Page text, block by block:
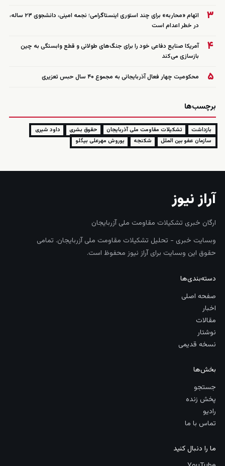
۳
اتهام «محاربه» برای چند استوری اینستاگرامی؛ نجمه امینی، دانشجوی ۲۳ ساله،
در خطر اعدام است
۴
آمریکا صنایع دفاعی خود را برای جنگ‌های طولانی و قطع وابستگی به چین
بازسازی می‌کند
۵ محکومیت چهار فعال آذربایجانی به مجموع ۴۰ سال حبس تعزیری
برچسب‌ها
بازداشت تشکیلات مقاومت ملی آذربایجان حقوق بشری
داود شیری
سازمان عفو بین الملل
شکنجه یوروش مهرعلی بیگلو
آراز نیوز
ارگان خبری تشکیلات مقاومت ملی آزربایجان
وبسایت خبری - تحلیل تشکیلات مقاومت ملی آزربایجان. تمامی
حقوق این وبسایت برای آراز نیوز محفوظ است.
دسته‌بندی‌ها
صفحه اصلی
اخبار
مقالات
نوشتار
نسخه قدیمی
بخش‌ها
جستجو
پخش زنده
رادیو
تماس با ما
ما را دنبال کنید